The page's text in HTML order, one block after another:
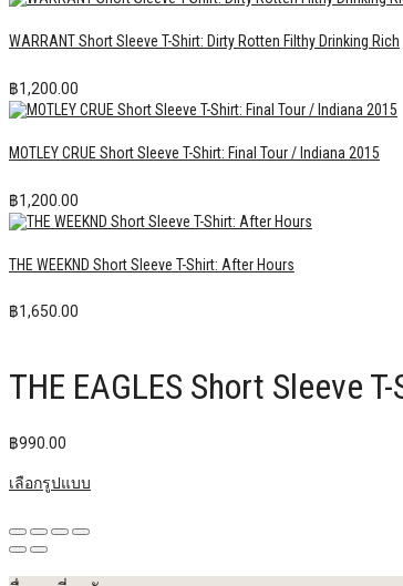
WARRANT Short Sleeve T-Shirt: Dirty Rotten Filthy Drinking Rich
฿1,200.00
MOTLEY CRUE Short Sleeve T-Shirt: Final Tour / Indiana 2015
฿1,200.00
THE WEEKND Short Sleeve T-Shirt: After Hours
฿1,650.00
THE EAGLES Short Sleeve
฿990.00
เลือกรูปแบบ